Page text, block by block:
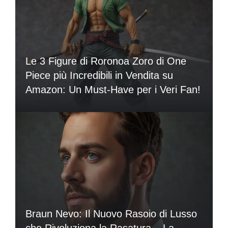
Le 3 Figure di Roronoa Zoro di One
Piece più Incredibili in Vendita su
Amazon: Un Must-Have per i Veri Fan!
Braun Nevo: Il Nuovo Rasoio di Lusso